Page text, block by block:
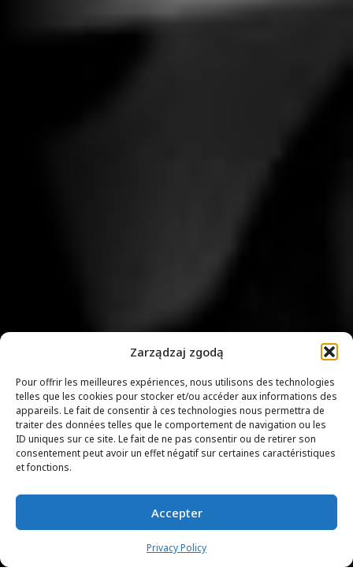
Zarządzaj zgodą
Pour offrir les meilleures expériences, nous utilisons des technologies
telles que les cookies pour stocker et/ou accéder aux informations des
appareils. Le fait de consentir à ces technologies nous permettra de
traiter des données telles que le comportement de navigation ou les
ID uniques sur ce site. Le fait de ne pas consentir ou de retirer son
consentement peut avoir un effet négatif sur certaines caractéristiques
et fonctions.
Accepter
Privacy Policy